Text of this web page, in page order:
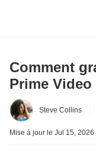
Comment
Prime Video
Steve Collins
Mise à jour le Jul 15, 2026